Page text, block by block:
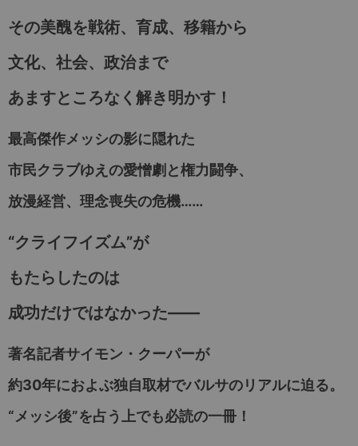
その美醜を戦術、育成、移籍から
文化、社会、政治まで
あますところなく解き明かす！
最高傑作メッシの影に隠れた
市民クラブゆえの愛憎劇と権力闘争、
放漫経営、理念喪失の危機……
“クライフイズム”が
もたらしたのは
成功だけではなかった――
著名記者サイモン・クーパーが
約30年におよぶ独自取材でバルサのリアルに迫る。
“メッシ後”を占う上でも必読の一冊！